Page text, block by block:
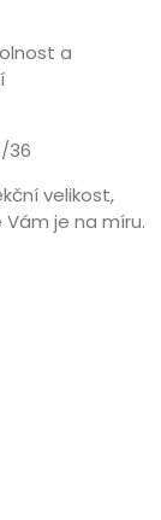
a
36
velikost,
je na míru.